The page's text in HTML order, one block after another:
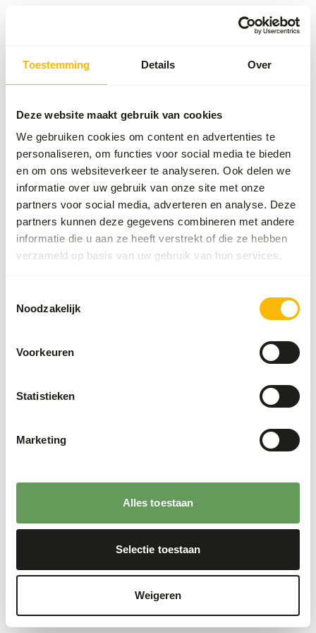
Toestemming Details Over
Deze website maakt gebruik van cookies
We gebruiken cookies om content en advertenties te
personaliseren, om functies voor social media te bieden
en om ons websiteverkeer te analyseren. Ook delen we
informatie over uw gebruik van onze site met onze
partners voor social media, adverteren en analyse. Deze
partners kunnen deze gegevens combineren met andere
informatie die u aan ze heeft verstrekt of die ze hebben
verzameld op basis van uw gebruik van hun services.
Noodzakelijk
Voorkeuren
Statistieken
Marketing
Alles toestaan
Selectie toestaan
Weigeren
Something went wrong!